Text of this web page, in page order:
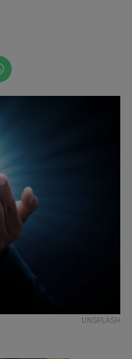
UNSPLASH